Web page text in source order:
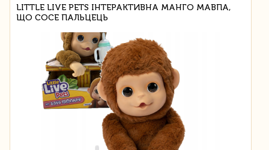
LITTLE LIVE PETS ІНТЕРАКТИВНА МАНГО МАВПА,
ЩО СОСЕ ПАЛЬЦЕЦЬ